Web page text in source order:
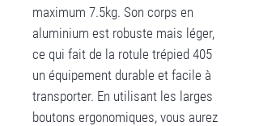
maximum 7.5kg. Son corps en
aluminium est robuste mais léger,
ce qui fait de la rotule trépied 405
un équipement durable et facile à
transporter. En utilisant les larges
boutons ergonomiques, vous aurez